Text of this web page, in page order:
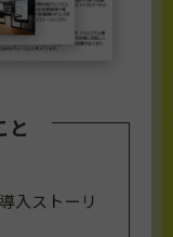
と
入ストーリ